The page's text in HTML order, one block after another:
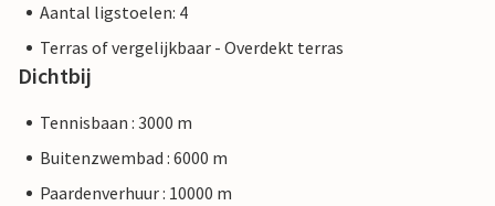
Aantal ligstoelen: 4
Terras of vergelijkbaar - Overdekt terras
Dichtbij
Tennisbaan : 3000 m
Buitenzwembad : 6000 m
Paardenverhuur : 10000 m